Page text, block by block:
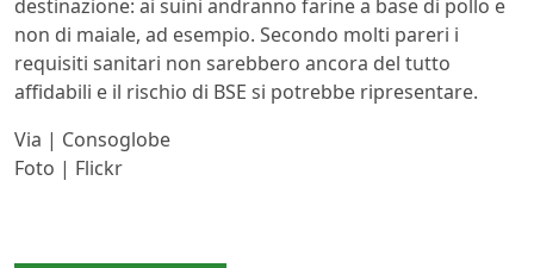
destinazione: ai suini andranno farine a base di pollo e
non di maiale, ad esempio. Secondo molti pareri i
requisiti sanitari non sarebbero ancora del tutto
affidabili e il rischio di BSE si potrebbe ripresentare.
Via | Consoglobe
Foto | Flickr